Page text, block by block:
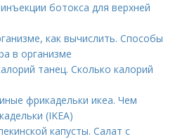
ботокса для верхней
как вычислить. Способы
в организме
танец. Сколько калорий
фрикадельки икеа. Чем
(IKEA)
капусты. Салат с